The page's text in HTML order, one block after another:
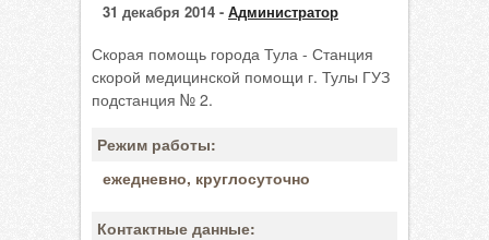
31 декабря 2014 - Администратор
Скорая помощь города Тула - Станция
скорой медицинской помощи г. Тулы ГУЗ
подстанция № 2.
Режим работы:
ежедневно, круглосуточно
Контактные данные: